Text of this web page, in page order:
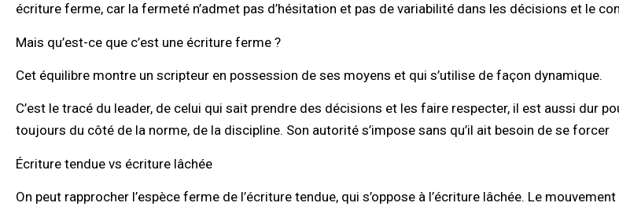
écriture ferme, car la fermeté n’admet pas d’hésitation et pas de variabilité dans les décisions et le
Mais qu’est-ce que c’est une écriture ferme ?
Cet équilibre montre un scripteur en possession de ses moyens et qui s’utilise de façon dynamique.
C’est le tracé du leader, de celui qui sait prendre des décisions et les faire respecter, il est aussi dur
toujours du côté de la norme, de la discipline. Son autorité s’impose sans qu’il ait besoin de se forcer
Écriture tendue vs écriture lâchée
On peut rapprocher l’espèce ferme de l’écriture tendue, qui s’oppose à l’écriture lâchée. Le